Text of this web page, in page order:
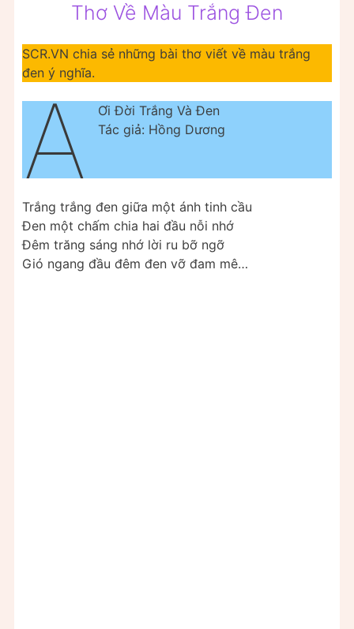
Thơ Về Màu Trắng Đen
SCR.VN chia sẻ những bài thơ viết về màu trắng
đen ý nghĩa.
Á
Ơi Đời Trắng Và Đen
Tác giả: Hồng Dương
Trắng trắng đen giữa một ánh tinh cầu
Đen một chấm chia hai đầu nỗi nhớ
Đêm trăng sáng nhớ lời ru bỡ ngỡ
Gió ngang đầu đêm đen vỡ đam mê…